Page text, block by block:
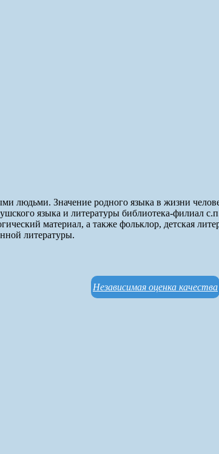
людьми. Значение родного языка в жизни
языка и литературы библиотека-филиал
материал, а также фольклор, детская
литературы.
Независимая оценка качества